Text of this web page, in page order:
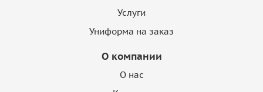
Услуги
Униформа на заказ
О компании
О нас